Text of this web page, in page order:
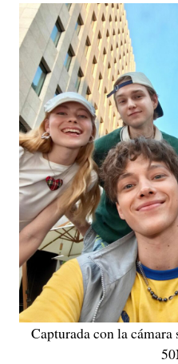
Capturada con la